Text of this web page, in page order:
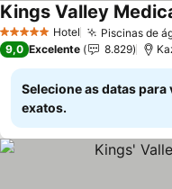
5 Estrelas Hotel Piscinas de
Kings Valley
9,0 Excelente 8.829
Selecione as datas para
exatos.